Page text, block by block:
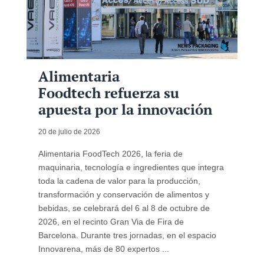
Alimentaria
Foodtech refuerza su
apuesta por la innovación
20 de julio de 2026
Alimentaria FoodTech 2026, la feria de
maquinaria, tecnología e ingredientes que integra
toda la cadena de valor para la producción,
transformación y conservación de alimentos y
bebidas, se celebrará del 6 al 8 de octubre de
2026, en el recinto Gran Via de Fira de
Barcelona. Durante tres jornadas, en el espacio
Innovarena, más de 80 expertos ...